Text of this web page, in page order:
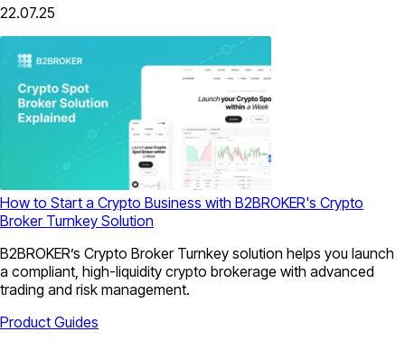
22.07.25
How to Start a Crypto Business with B2BROKER's Crypto
Broker Turnkey Solution
B2BROKER’s Crypto Broker Turnkey solution helps you launch
a compliant, high-liquidity crypto brokerage with advanced
trading and risk management.
Product Guides